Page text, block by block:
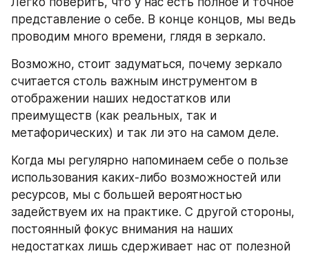
представление о себе. В конце концов, мы ведь
проводим много времени, глядя в зеркало.
Возможно, стоит задуматься, почему зеркало
считается столь важным инструментом в
отображении наших недостатков или
преимуществ (как реальных, так и
метафорических) и так ли это на самом деле.
Когда мы регулярно напоминаем себе о пользе
использования каких-либо возможностей или
ресурсов, мы с большей вероятностью
задействуем их на практике. С другой стороны,
постоянный фокус внимания на наших
недостатках лишь сдерживает нас от полезной